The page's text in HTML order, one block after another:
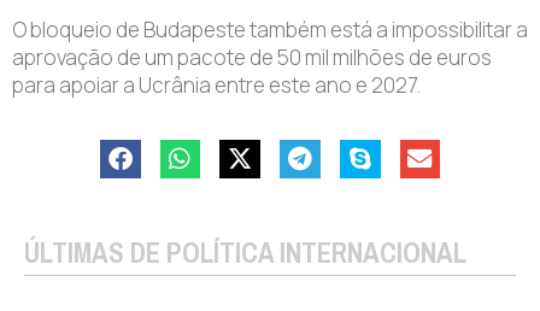
O bloqueio de Budapeste também está a impossibilitar a
aprovação de um pacote de 50 mil milhões de euros
para apoiar a Ucrânia entre este ano e 2027.
ÚLTIMAS DE POLÍTICA INTERNACIONAL